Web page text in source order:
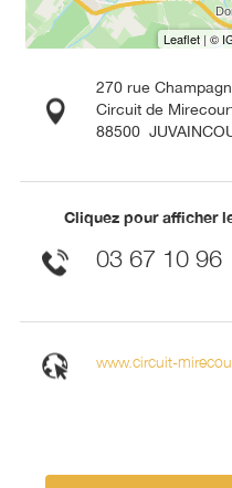
270 rue
Circuit de
88500
Cliquez pour afficher
03 67 10 96
www.circuit-